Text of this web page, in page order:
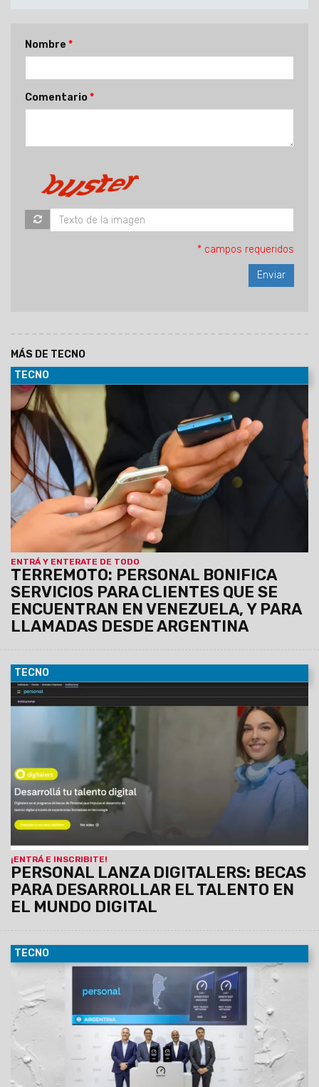
Nombre
Comentario
* campos requeridos
MÁS DE TECNO
TECNO
ENTRÁ Y ENTERATE DE TODO
TERREMOTO: PERSONAL BONIFICA
SERVICIOS PARA CLIENTES QUE SE
ENCUENTRAN EN VENEZUELA, Y PARA
LLAMADAS DESDE ARGENTINA
25/06/2026
Acompañando a sus clientes, la empresa
activó sin cargo pack de roaming para los clientes que están
en Venezuela y bonifica llamadas desde Personal móvil o
líneas fijas desde Argentina a ese destino.Con el
compromiso de seguir acompañando a los clientes
ante la difícil situación generada por el desastre
sísmico en Venezuela, Personal dispuso de una serie
de medidas para garantizar que puedan seguir
comunicados.
TECNO
¡ENTRÁ E INSCRIBITE!
PERSONAL LANZA DIGITALERS: BECAS
PARA DESARROLLAR EL TALENTO EN
EL MUNDO DIGITAL
09/04/2026
su programa de becas que impulsa el desarrollo de talento
digital en jóvenes de todo el país. La iniciativa ofrece acceso
a experiencias formativas intensivas en programación y
tecnologías digitales, orientadas a potenciar la empleabilidad
en un mercado laboral cada vez más demandante de perfiles
tecnológicos.
INSCRIPCIÓN
TECNO
10/03/2026
Personal, empresa de servicios de
conectividad fija y móvil fue galardonada por Ookla Ò , en el
marco del Mobile World Congress 2026 en Barcelona, con el
premio a la mejor red móvil y la red fija de la Argentina
durante el último semestre del año 2025
con una velocidad
top de descarga en la red fija de 469 Mbps. En relación
con la red móvil registró una velocidad de descarga
media de 55,48 Mbps y una velocidad de descarga